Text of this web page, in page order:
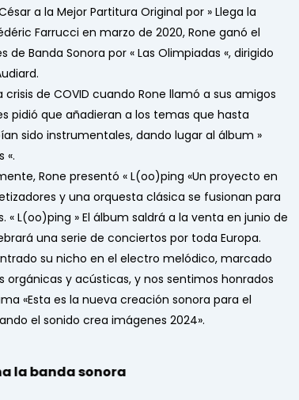
a la Mejor Partitura Original por » Llega la
Farrucci en marzo de 2020, Rone ganó el
de Banda Sonora por « Las Olimpiadas «, dirigido
crisis de COVID cuando Rone llamó a sus amigos
pidió que añadieran a los temas que hasta
sido instrumentales, dando lugar al álbum »
«.
Rone presentó « L(oo)ping «Un proyecto en
y una orquesta clásica se fusionan para
« L(oo)ping » El álbum saldrá a la venta en junio de
una serie de conciertos por toda Europa.
su nicho en el electro melódico, marcado
orgánicas y acústicas, y nos sentimos honrados
«Esta es la nueva creación sonora para el
el sonido crea imágenes 2024».
la banda sonora